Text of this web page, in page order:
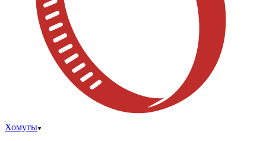
Хомуты